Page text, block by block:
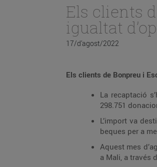
Els clients
igualtat
17/d’agost/2022
Els clients de Bonpreu i
La recaptació
298.751
L’import va
beques per a
Aquest mes
a Mali, a través